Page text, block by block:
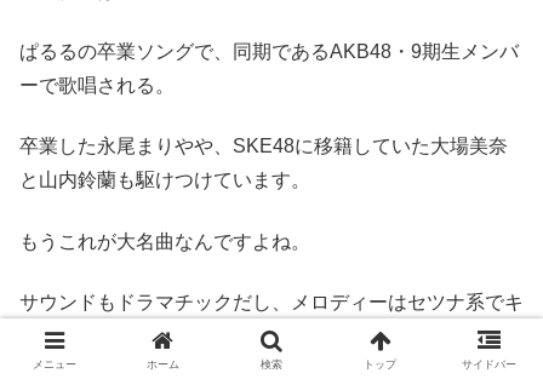
ぱるるの卒業ソングで、同期であるAKB48・9期生メンバ
ーで歌唱される。
卒業した永尾まりやや、SKE48に移籍していた大場美奈
と山内鈴蘭も駆けつけています。
もうこれが大名曲なんですよね。
サウンドもドラマチックだし、メロディーはセツナ系でキ
レキレだし、何から何まで完璧で涙腺を刺激します。
メニュー ホーム 検索 トップ サイドバー